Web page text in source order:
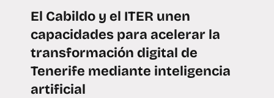
El Cabildo y el ITER unen
capacidades para acelerar la
transformación digital de
Tenerife mediante inteligencia
artificial